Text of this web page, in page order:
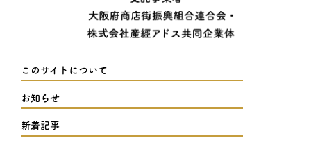
このサイトについて
お知らせ
新着記事